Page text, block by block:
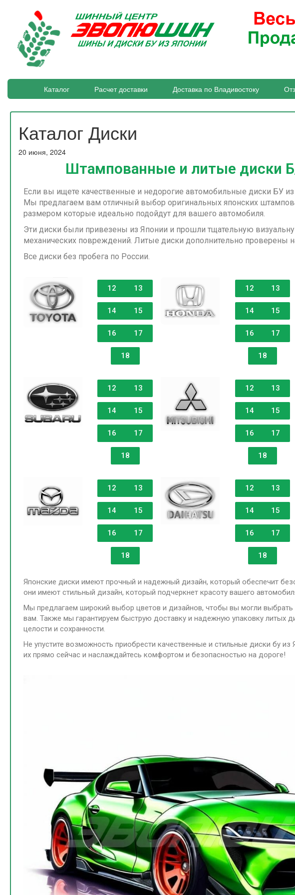
Каталог Расчет доставки Доставка по Владивостоку
Каталог Диски
20 июня, 2024
Штампованные и литые диски
Если вы ищете качественные и недорогие автомобильные диски БУ
Мы предлагаем вам отличный выбор оригинальных японских
размером которые идеально подойдут для вашего автомобиля.
Эти диски были привезены из Японии и прошли тщательную
механических повреждений. Литые диски дополнительно проверены
Все диски без пробега по России.
12 13
14 15
16 17
18
12 13
14 15
16 17
18
12 13
14 15
16 17
18
12 13
14 15
16 17
18
12 13
14 15
16 17
18
12 13
14 15
16 17
18
Японские диски имеют прочный и надежный дизайн, который обеспечит
они имеют стильный дизайн, который подчеркнет красоту вашего
Мы предлагаем широкий выбор цветов и дизайнов, чтобы вы могли
вам. Также мы гарантируем быструю доставку и надежную упаковку литых
целости и сохранности.
Не упустите возможность приобрести качественные и стильные диски бу
их прямо сейчас и наслаждайтесь комфортом и безопасностью на дороге!